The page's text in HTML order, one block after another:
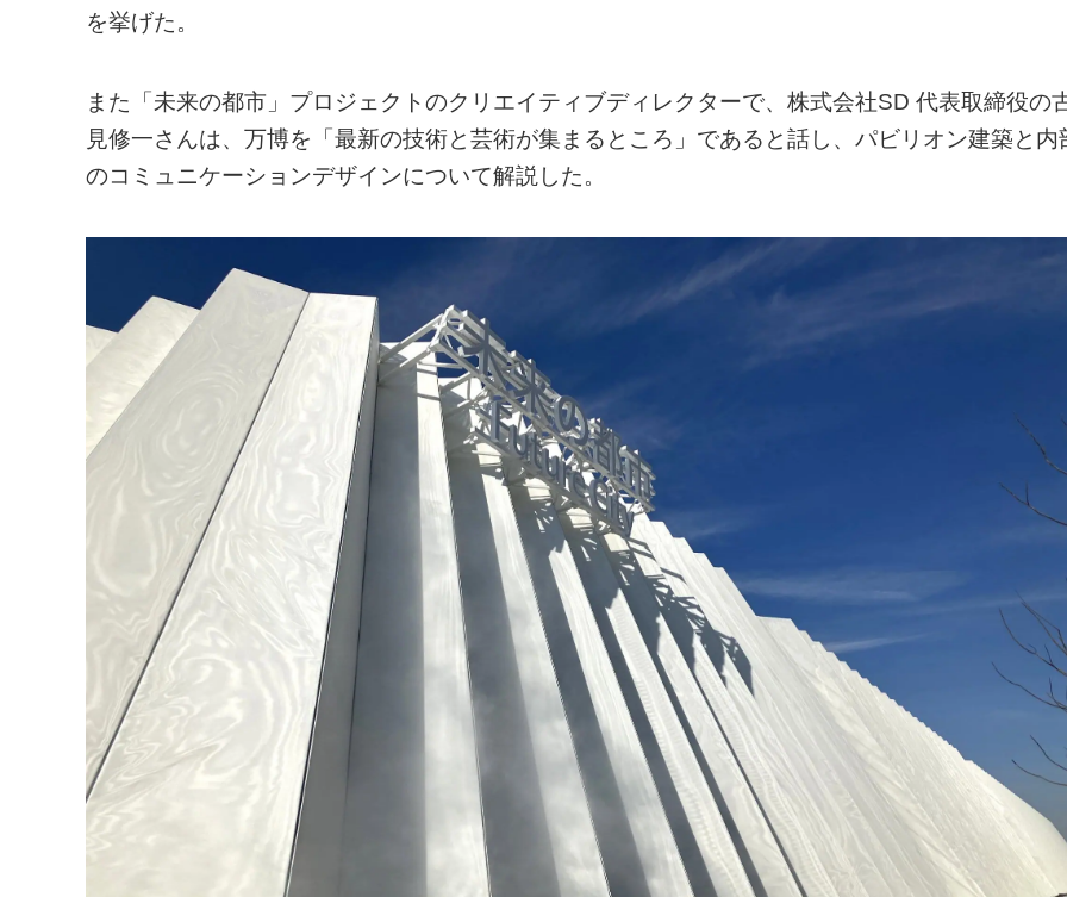
を挙げた。
また「未来の都市」プロジェクトのクリエイティブディレクターで、株式会社SD 代表取締役の
見修一さんは、万博を「最新の技術と芸術が集まるところ」であると話し、パビリオン建築と内
のコミュニケーションデザインについて解説した。